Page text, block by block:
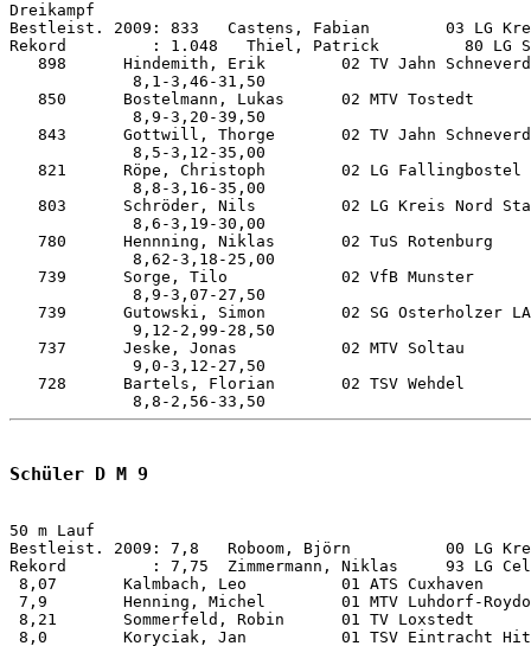
Dreikampf
Bestleist. 2009: 833   Castens, Fabian        03 LG
Rekord         : 1.048   Thiel, Patrick         80 LG
898      Hindemith, Erik        02 TV Jahn
             8,1-3,46-31,50
850      Bostelmann, Lukas      02 MTV Tostedt
             8,9-3,20-39,50
843      Gottwill, Thorge       02 TV Jahn
             8,5-3,12-35,00
821      Röpe, Christoph        02 LG
             8,8-3,16-35,00
803      Schröder, Nils         02 LG Kreis Nord
             8,6-3,19-30,00
780      Hennning, Niklas       02 TuS Rotenburg
             8,62-3,18-25,00
739      Sorge, Tilo            02 VfB Munster
             8,9-3,07-27,50
739      Gutowski, Simon        02 SG Osterholzer
             9,12-2,99-28,50
737      Jeske, Jonas           02 MTV Soltau
             9,0-3,12-27,50
728      Bartels, Florian       02 TSV Wehdel
Schüler D M 9
50 m Lauf
Bestleist. 2009: 7,8   Roboom, Björn          00 LG
Rekord         : 7,75  Zimmermann, Niklas     93
8,07       Kalmbach, Leo          01 ATS
7,9        Henning, Michel        01 MTV Luhdorf-
8,21       Sommerfeld, Robin      01 TV Loxstedt
8,0        Koryciak, Jan          01 TSV Eintracht